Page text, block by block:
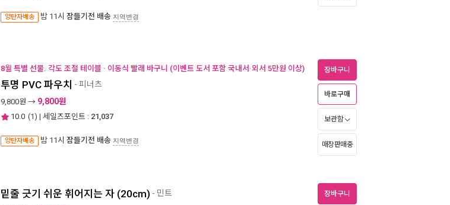
양탄자배송 밤 11시 잠들기전 배송 지역변경
8월 특별 선물. 각도 조절 테이블 · 이동식 빨래 바구니 (이벤트 도서 포함 국내서·외서 5만원 이상)
투명 PVC 파우치 - 피너츠
9,800원 → 9,800원
10.0 (1) | 세일즈포인트 : 21,037
양탄자배송 밤 11시 잠들기전 배송 지역변경
장바구니
바로구매
보관함
매장판매중
밑줄 긋기 쉬운 휘어지는 자 (20cm) - 민트 장바구니